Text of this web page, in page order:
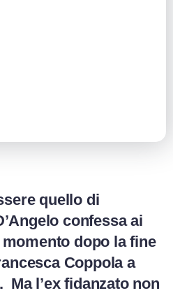
quello di
confessa ai
dopo la fine
Coppola a
Ma l’ex fidanzato non